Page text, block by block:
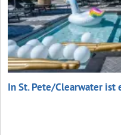
In St. Pete/Clearwater ist